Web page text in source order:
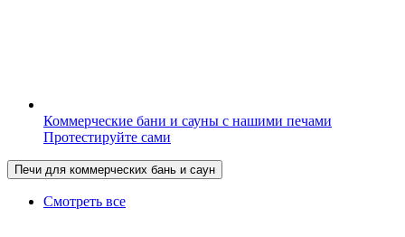
Коммерческие бани и сауны с нашими печами
Протестируйте сами
Печи для коммерческих бань и саун
Смотреть все